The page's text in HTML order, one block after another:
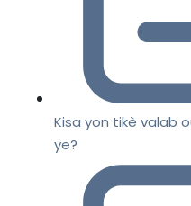
Kisa yon tikè valab
ye?